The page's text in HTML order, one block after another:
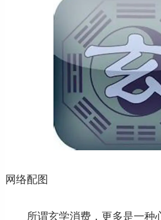
网络配图
所谓玄学消费，更多是一种